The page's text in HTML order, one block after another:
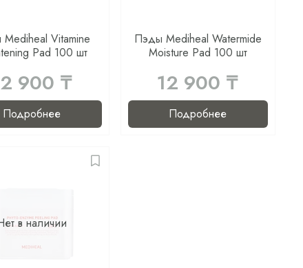
Vitamine
Pad 100 шт
900 ₸
Подробнее
Пэды Mediheal Watermide
Moisture Pad 100 шт
12 900 ₸
Подробнее
в наличии